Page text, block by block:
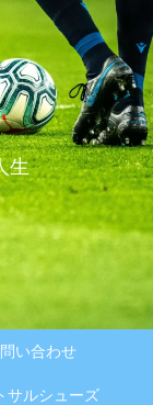
生
い合わせ
サルシューズ